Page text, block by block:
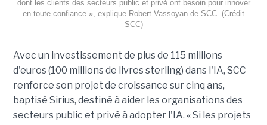
dont les clients des secteurs public et privé ont besoin pour innover
en toute confiance », explique Robert Vassoyan de SCC. (Crédit
SCC)
Avec un investissement de plus de 115 millions
d'euros (100 millions de livres sterling) dans l'IA, SCC
renforce son projet de croissance sur cinq ans,
baptisé Sirius, destiné à aider les organisations des
secteurs public et privé à adopter l'IA. « Si les projets